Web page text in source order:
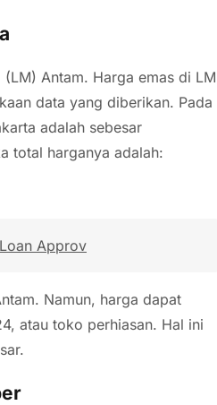
Antam. Harga emas di LM
data yang diberikan. Pada
adalah sebesar
total harganya adalah:
Approv
Namun, harga dapat
atau toko perhiasan. Hal ini